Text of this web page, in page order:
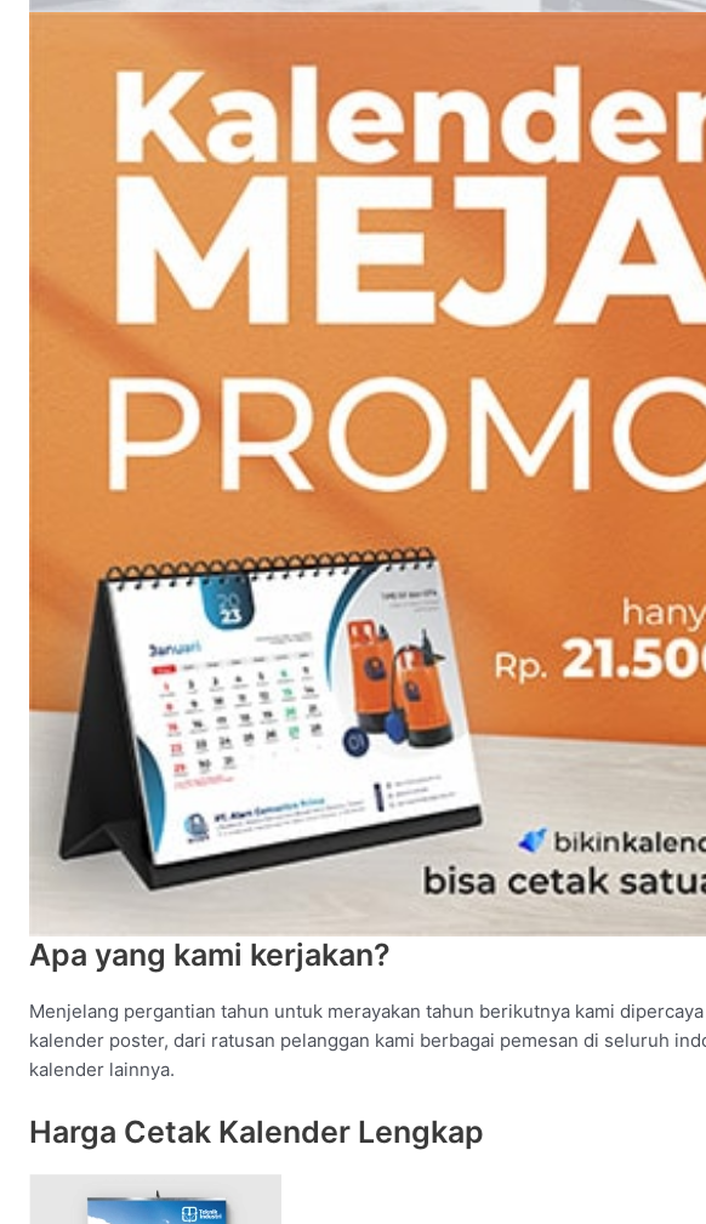
Apa yang kami kerjakan?
Menjelang pergantian tahun untuk merayakan tahun berikutnya kami
kalender poster, dari ratusan pelanggan kami berbagai pemesan di seluruh
kalender lainnya.
Harga Cetak Kalender Lengkap